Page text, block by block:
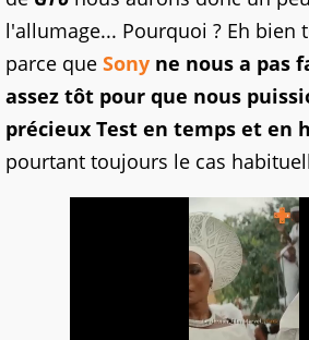
l'allumage... Pourquoi ? Eh bien
parce que Sony ne nous a pas
assez tôt pour que nous
précieux Test en temps et en
pourtant toujours le cas